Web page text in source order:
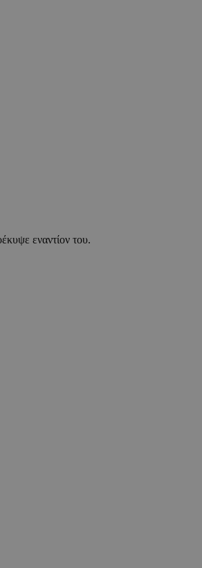
προέκυψε εναντίον του.